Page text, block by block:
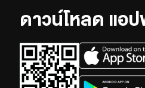
ดาวน์โหลด แอ